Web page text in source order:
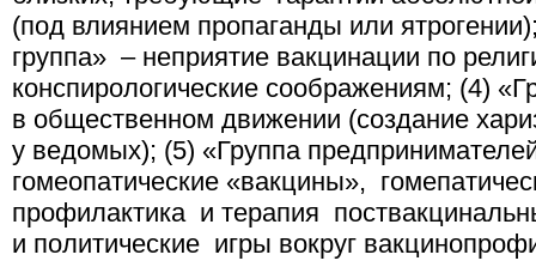
(под влиянием пропаганды или
группа» – неприятие вакцинации по
конспирологические соображениям; (4)
в общественном движении (создание
у ведомых); (5) «Группа
гомеопатические «вакцины»,
профилактика и терапия
и политические игры вокруг